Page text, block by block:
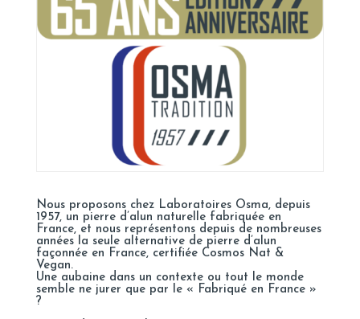
Nous proposons chez Laboratoires Osma, depuis
1957, un pierre d’alun naturelle fabriquée en
France, et nous représentons depuis de nombreuses
années la seule alternative de pierre d’alun
façonnée en France, certifiée Cosmos Nat &
Vegan.
Une aubaine dans un contexte ou tout le monde
semble ne jurer que par le « Fabriqué en France »
?